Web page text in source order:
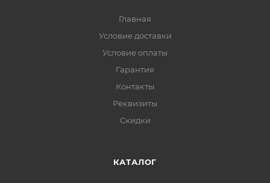
Главная
Условие доставки
Условие оплаты
Гарантия
Контакты
Реквизиты
Скидки
КАТАЛОГ